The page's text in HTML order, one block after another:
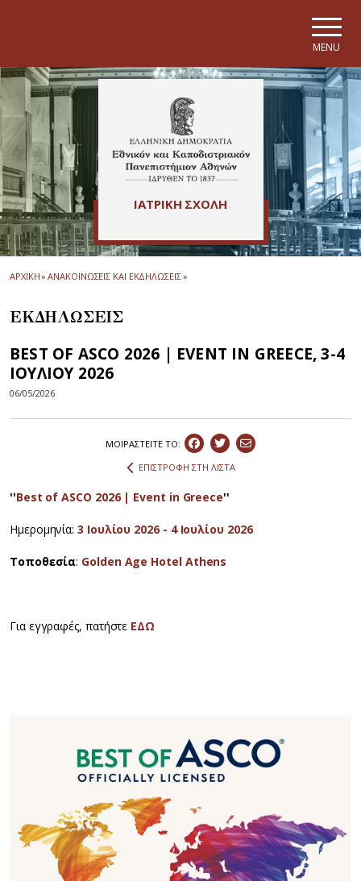
MENU
ΙΑΤΡΙΚΗ ΣΧΟΛΗ
ΑΡΧΙΚΗ» ΑΝΑΚΟΙΝΩΣΕΙΣ ΚΑΙ ΕΚΔΗΛΩΣΕΙΣ»
ΕΚΔΗΛΩΣΕΙΣ
BEST OF ASCO 2026 | EVENT IN GREECE, 3-4
ΙΟΥΛΙΟΥ 2026
06/05/2026
ΜΟΙΡΑΣΤEIΤΕ ΤΟ:
ΕΠΙΣΤΡΟΦΗ ΣΤΗ ΛΙΣΤΑ
''Best of ASCO 2026 | Event in Greece''
Ημερομηνία:3 Ιουλίου 2026 - 4 Ιουλίου 2026
Τοπoθεσία: Golden Age Hotel Athens
Για εγγραφές, πατήστε ΕΔΩ